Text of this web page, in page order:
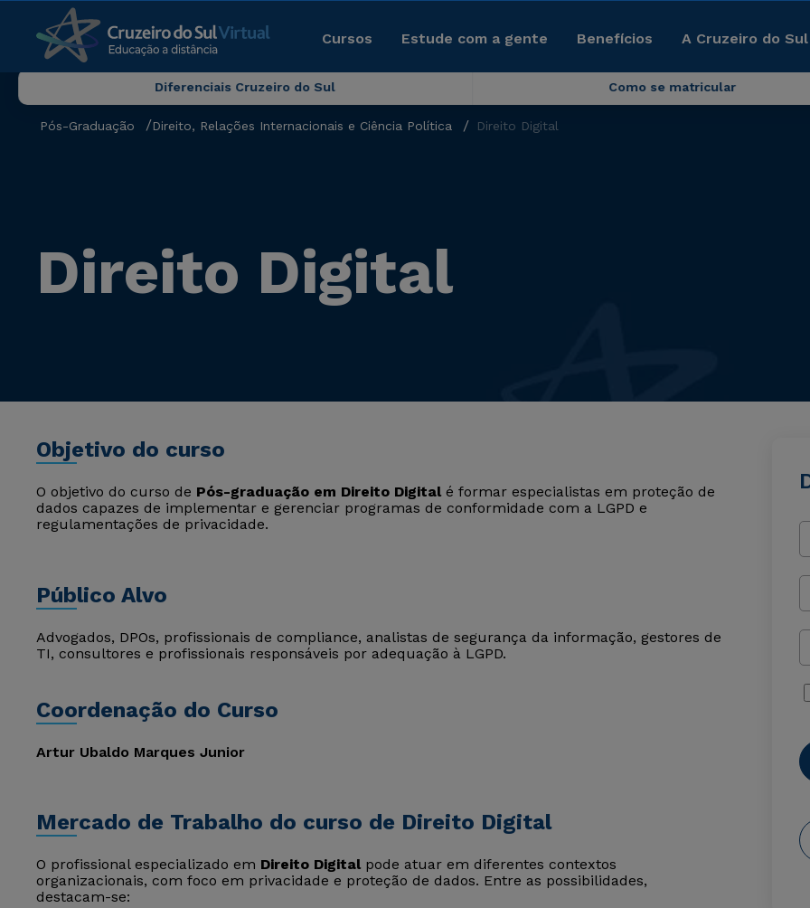
Cursos Estude com a gente Benefícios A Cruzeiro do
Diferenciais Cruzeiro do Sul Como se matricular
Pós-Graduação Direito, Relações Internacionais e Ciência Política Direito Digital
Direito Digital
Objetivo do curso
O objetivo do curso de Pós-graduação em Direito Digitalé formar especialistas em proteção de
dados capazes de implementar e gerenciar programas de conformidade com a LGPD e
regulamentações de privacidade.
Público Alvo
Advogados, DPOs, profissionais de compliance, analistas de segurança da informação, gestores de
TI, consultores e profissionais responsáveis por adequação à LGPD.
Coordenação do Curso
Artur Ubaldo Marques Junior
Mercado de Trabalho do curso de Direito Digital
O profissional especializado em Direito Digitalpode atuar em diferentes contextos
organizacionais, com foco em privacidade e proteção de dados. Entre as possibilidades,
destacam-se: